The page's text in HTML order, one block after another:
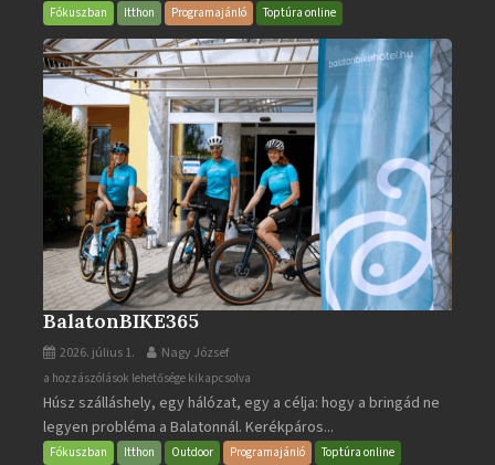
bejegyzéshez
Fókuszban Itthon Programajánló Toptúra online
BalatonBIKE365
2026. július 1. Nagy József
BalatonBIKE365
bejegyzéshez
a hozzászólások lehetősége kikapcsolva
Húsz szálláshely, egy hálózat, egy a célja: hogy a bringád ne
legyen probléma a Balatonnál. Kerékpáros...
Fókuszban Itthon Outdoor Programajánló Toptúra online